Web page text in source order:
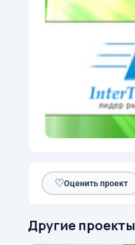
♡Оценить проект
Другие проекты